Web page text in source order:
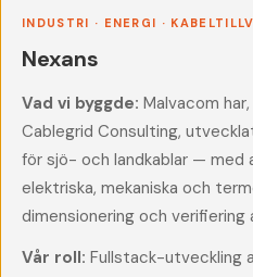
INDUSTRI · ENERGI ·
Nexans
Vad vi byggde: Malvacom
Cablegrid Consulting,
för sjö- och landkablar — med
elektriska, mekaniska och
dimensionering och verifiering
Vår roll: Fullstack-utveckling